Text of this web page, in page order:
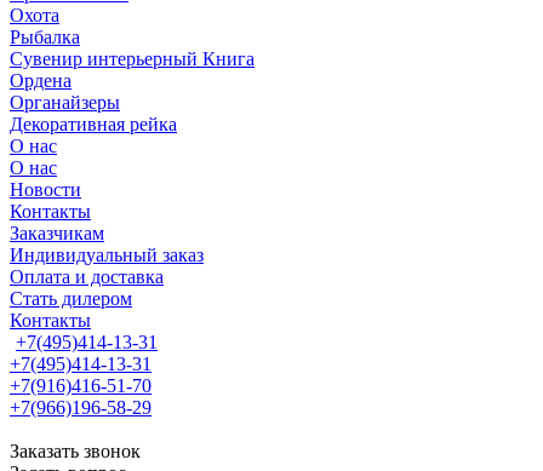
Охота
Рыбалка
Сувенир интерьерный Книга
Ордена
Органайзеры
Декоративная рейка
О нас
О нас
Новости
Контакты
Заказчикам
Индивидуальный заказ
Оплата и доставка
Стать дилером
Контакты
+7(495)414-13-31
+7(495)414-13-31
+7(916)416-51-70
+7(966)196-58-29
Заказать звонок